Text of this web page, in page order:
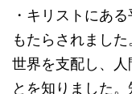
・キリストにあ
もたらされまし
世界を支配し、
とを知りました